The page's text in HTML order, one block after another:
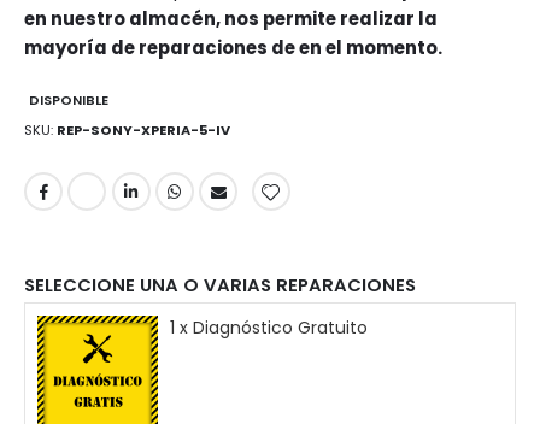
en nuestro almacén, nos permite realizar la
mayoría de reparaciones de en el momento.
DISPONIBLE
SKU REP-SONY-XPERIA-5-IV
SELECCIONE UNA O VARIAS REPARACIONES
1 x Diagnóstico Gratuito